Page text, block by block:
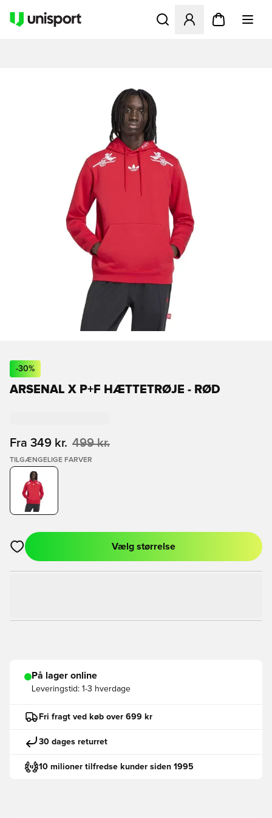
Åbner en Modal til at
-30%
ARSENAL X P+F HÆTTETRØJE - RØD
Fra 349 kr. 499 kr.
TILGÆNGELIGE FARVER
Åbner en Modal til at logge ind eller tilmelde dig som medlem
Vælg størrelse
På lager online
Leveringstid: 1-3 hverdage
Fri fragt ved køb over 699 kr
30 dages returret
10 milioner tilfredse kunder siden 1995